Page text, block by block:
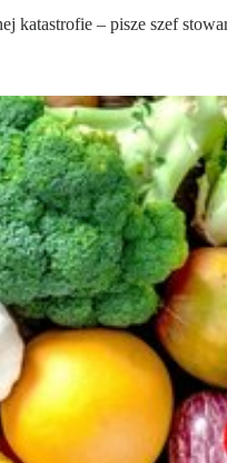
katastrofie – pisze szef